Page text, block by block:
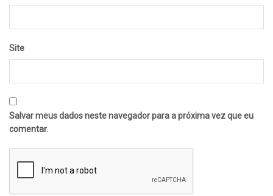
Site
Salvar meus dados neste navegador para a próxima vez que eu
comentar.